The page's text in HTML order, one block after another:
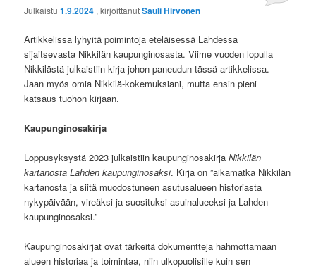
Julkaistu1.9.2024 , kirjoittanutSauli Hirvonen
Artikkelissa lyhyitä poimintoja eteläisessä Lahdessa
sijaitsevasta Nikkilän kaupunginosasta. Viime vuoden lopulla
Nikkilästä julkaistiin kirja johon paneudun tässä artikkelissa.
Jaan myös omia Nikkilä-kokemuksiani, mutta ensin pieni
katsaus tuohon kirjaan.
Kaupunginosakirja
Loppusyksystä 2023 julkaistiin kaupunginosakirjaNikkilän
kartanosta Lahden kaupunginosaksi. Kirja on ”aikamatka Nikkilän
kartanosta ja siitä muodostuneen asutusalueen historiasta
nykypäivään, vireäksi ja suosituksi asuinalueeksi ja Lahden
kaupunginosaksi.”
Kaupunginosakirjat ovat tärkeitä dokumentteja hahmottamaan
alueen historiaa ja toimintaa, niin ulkopuolisille kuin sen